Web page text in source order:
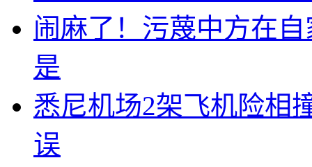
闹麻了！污蔑中方在
是
悉尼机场2架飞机险相
误